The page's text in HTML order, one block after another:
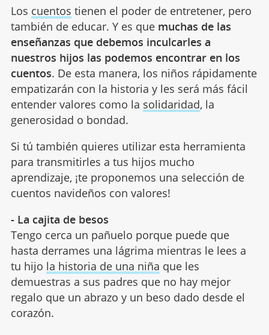
Los cuentos tienen el poder de entretener, pero
también de educar. Y es que muchas de las
enseñanzas que debemos inculcarles a
nuestros hijos las podemos encontrar en los
cuentos. De esta manera, los niños rápidamente
empatizarán con la historia y les será más fácil
entender valores como la solidaridad, la
generosidad o bondad.
Si tú también quieres utilizar esta herramienta
para transmitirles a tus hijos mucho
aprendizaje, ¡te proponemos una selección de
cuentos navideños con valores!
- La cajita de besos
Tengo cerca un pañuelo porque puede que
hasta derrames una lágrima mientras le lees a
tu hijo la historia de una niña que les
demuestras a sus padres que no hay mejor
regalo que un abrazo y un beso dado desde el
corazón.